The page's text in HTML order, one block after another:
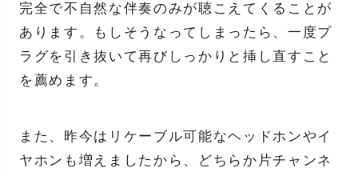
完全で不自然な伴奏のみが聴こえてくることが
あります。もしそうなってしまったら、一度プ
ラグを引き抜いて再びしっかりと挿し直すこと
を薦めます。
また、昨今はリケーブル可能なヘッドホンやイ
ヤホンも増えましたから、どちらか片チャンネ